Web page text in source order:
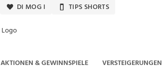
DI MOG I TIPS SHORTS
AKTIONEN & GEWINNSPIELE VERSTEIGERUNGEN